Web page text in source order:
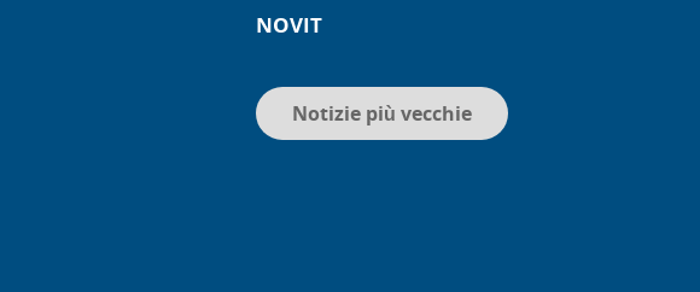
NOVIT
Notizie più vecchie